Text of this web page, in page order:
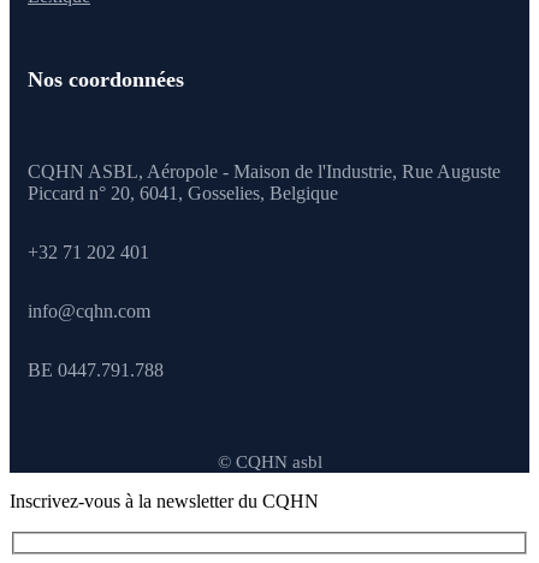
Nos coordonnées
CQHN ASBL, Aéropole - Maison de l'Industrie, Rue Auguste
Piccard n° 20, 6041, Gosselies, Belgique
+32 71 202 401
info@cqhn.com
BE 0447.791.788
© CQHN asbl
Inscrivez-vous à la newsletter du CQHN